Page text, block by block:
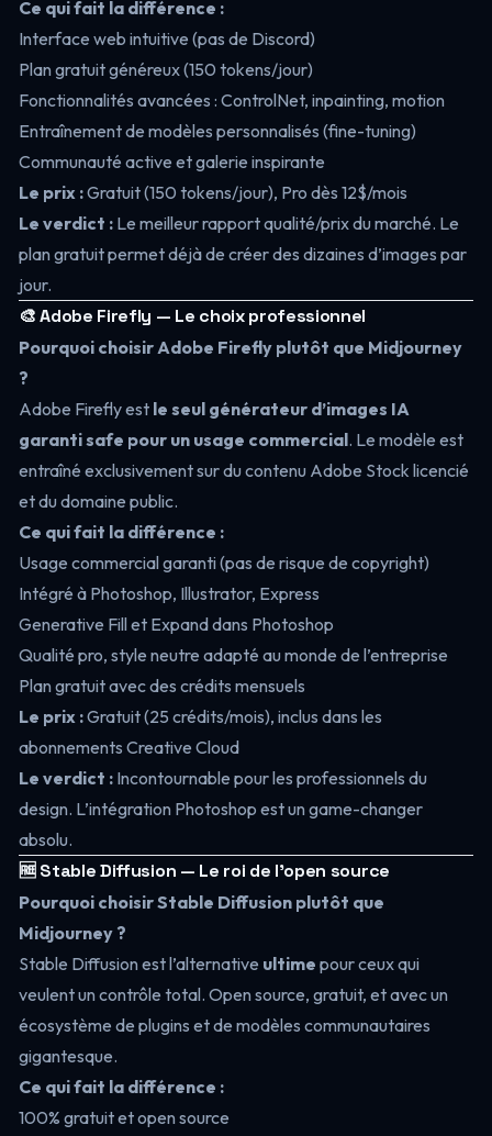
Ce qui fait la différence :
Interface web intuitive (pas de Discord)
Plan gratuit généreux (150 tokens/jour)
Fonctionnalités avancées : ControlNet, inpainting, motion
Entraînement de modèles personnalisés (fine-tuning)
Communauté active et galerie inspirante
Le prix :Gratuit (150 tokens/jour), Pro dès 12$/mois
Le verdict :Le meilleur rapport qualité/prix du marché. Le
plan gratuit permet déjà de créer des dizaines d’images par
jour.
🎨 Adobe Firefly — Le choix professionnel
Pourquoi choisir Adobe Firefly plutôt que Midjourney
?
Adobe Firefly est le seul générateur d’images IA
garanti safe pour un usage commercial. Le modèle est
entraîné exclusivement sur du contenu Adobe Stock licencié
et du domaine public.
Ce qui fait la différence :
Usage commercial garanti (pas de risque de copyright)
Intégré à Photoshop, Illustrator, Express
Generative Fill et Expand dans Photoshop
Qualité pro, style neutre adapté au monde de l’entreprise
Plan gratuit avec des crédits mensuels
Le prix :Gratuit (25 crédits/mois), inclus dans les
abonnements Creative Cloud
Le verdict :Incontournable pour les professionnels du
design. L’intégration Photoshop est un game-changer
absolu.
🆓 Stable Diffusion — Le roi de l’open source
Pourquoi choisir Stable Diffusion plutôt que
Midjourney ?
Stable Diffusion est l’alternative ultime pour ceux qui
veulent un contrôle total. Open source, gratuit, et avec un
écosystème de plugins et de modèles communautaires
gigantesque.
Ce qui fait la différence :
100% gratuit et open source